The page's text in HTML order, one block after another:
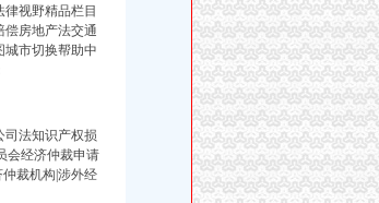
视野精品栏目
偿房地产法交通
城市切换帮助中
司法知识产权损
会经济仲裁申请
裁机构|涉外经